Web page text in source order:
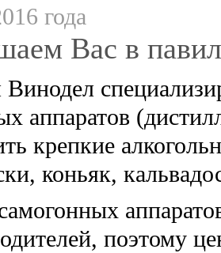
года
Вас в
аппаратов
крепкие
коньяк,
поэтому